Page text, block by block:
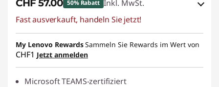
CHF 57.00 50% Rabatt Inkl. MwSt.
eCoupon-Rabatt :-CHF 57.00
eCoupon :SALES
Fast ausverkauft, handeln Sie jetzt!
My Lenovo RewardsSammeln Sie Rewards im Wert von
CHF1 Jetzt anmelden
Microsoft TEAMS-zertifiziert